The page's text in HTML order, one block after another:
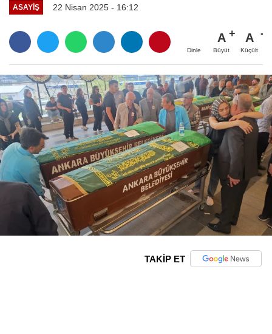
ASAYIŞ 22 Nisan 2025 - 16:12
Dinle
A
Büyüt
A
Küçült
TAKİP ET